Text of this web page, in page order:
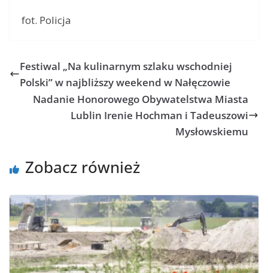
fot. Policja
Festiwal „Na kulinarnym szlaku wschodniej
Polski” w najbliższy weekend w Nałęczowie
Nadanie Honorowego Obywatelstwa Miasta
Lublin Irenie Hochman i Tadeuszowi
Mysłowskiemu
Zobacz również